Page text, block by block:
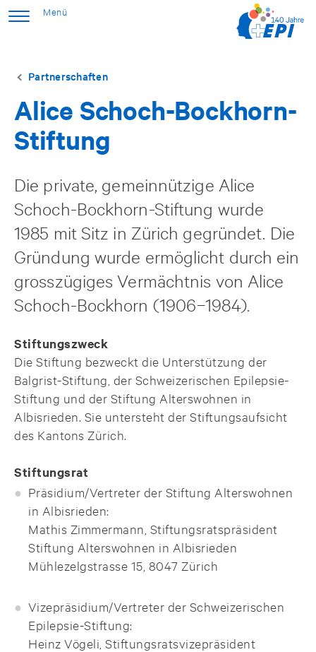
Partnerschaften
Alice Schoch-Bockhorn-
Stiftung
Die private, gemeinnützige Alice
Schoch-Bockhorn-Stiftung wurde
1985 mit Sitz in Zürich gegründet. Die
Gründung wurde ermöglicht durch ein
grosszügiges Vermächtnis von Alice
Schoch-Bockhorn (1906−1984).
Stiftungszweck
Die Stiftung bezweckt die Unterstützung der
Balgrist-Stiftung, der Schweizerischen Epilepsie-
Stiftung und der Stiftung Alterswohnen in
Albisrieden. Sie untersteht der Stiftungsaufsicht
des Kantons Zürich.
Stiftungsrat
Präsidium/Vertreter der Stiftung Alterswohnen
in Albisrieden:
Mathis Zimmermann, Stiftungsratspräsident
Stiftung Alterswohnen in Albisrieden
Mühlezelgstrasse 15, 8047 Zürich
Vizepräsidium/Vertreter der Schweizerischen
Epilepsie-Stiftung:
Heinz Vögeli, Stiftungsratsvizepräsident